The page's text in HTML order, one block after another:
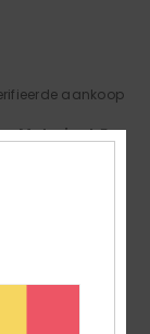
aankoop
/5 Materiaal: 5/5